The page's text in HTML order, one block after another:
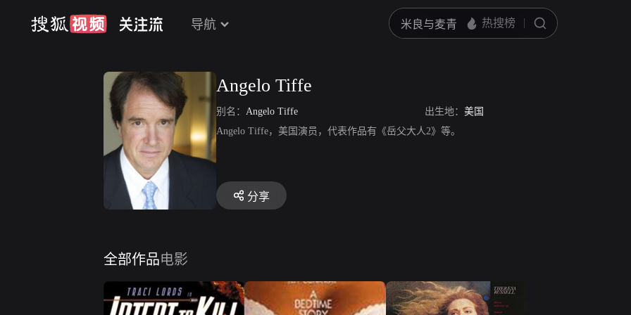
导航
Angelo Tiffe
别名： Angelo Tiffe 出生地： 美国
Angelo Tiffe，美国演员，代表作品有《岳父大人2》等。
分享
全部作品电影